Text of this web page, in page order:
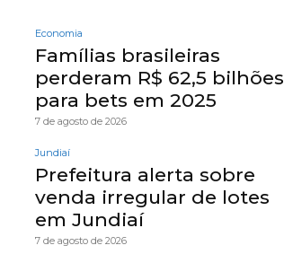
Economia
Famílias brasileiras
perderam R$ 62,5 bilhões
para bets em 2025
7 de agosto de 2026
Jundiaí
Prefeitura alerta sobre
venda irregular de lotes
em Jundiaí
7 de agosto de 2026